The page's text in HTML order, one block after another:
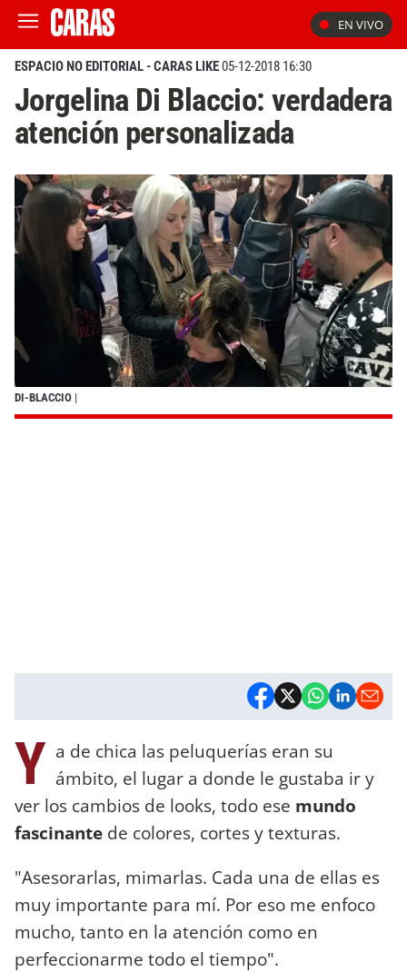
EN VIVO
ESPACIO NO EDITORIAL - CARAS LIKE05-12-2018 16:30
Jorgelina Di Blaccio: verdadera
atención personalizada
DI-BLACCIO |
Y a de chica las peluquerías eran su
ámbito, el lugar a donde le gustaba ir y
ver los cambios de looks, todo ese mundo
fascinante de colores, cortes y texturas.
"Asesorarlas, mimarlas. Cada una de ellas es
muy importante para mí. Por eso me enfoco
mucho, tanto en la atención como en
perfeccionarme todo el tiempo".